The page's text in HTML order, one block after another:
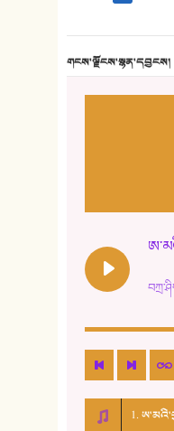
གངས་ལྗོངས་སྙན་དབྱངས།
1.